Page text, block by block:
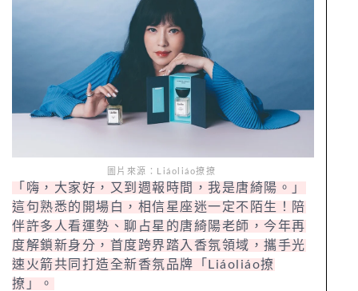
圖片來源：Liáoliáo撩撩
「嗨，大家好，又到週報時間，我是唐綺陽。」
這句熟悉的開場白，相信星座迷一定不陌生！陪
伴許多人看運勢、聊占星的唐綺陽老師，今年再
度解鎖新身分，首度跨界踏入香氛領域，攜手光
速火箭共同打造全新香氛品牌「Liáoliáo撩
撩」。